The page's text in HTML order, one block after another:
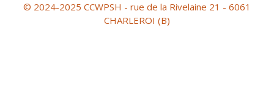
© 2024-2025 CCWPSH - rue de la Rivelaine 21 - 6061
CHARLEROI (B)